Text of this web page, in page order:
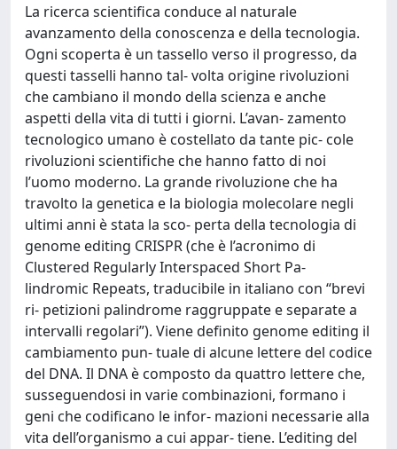
La ricerca scientifica conduce al naturale
avanzamento della conoscenza e della tecnologia.
Ogni scoperta è un tassello verso il progresso, da
questi tasselli hanno tal- volta origine rivoluzioni
che cambiano il mondo della scienza e anche
aspetti della vita di tutti i giorni. L’avan- zamento
tecnologico umano è costellato da tante pic- cole
rivoluzioni scientifiche che hanno fatto di noi
l’uomo moderno. La grande rivoluzione che ha
travolto la genetica e la biologia molecolare negli
ultimi anni è stata la sco- perta della tecnologia di
genome editing CRISPR (che è l’acronimo di
Clustered Regularly Interspaced Short Pa-
lindromic Repeats, traducibile in italiano con “brevi
ri- petizioni palindrome raggruppate e separate a
intervalli regolari”). Viene definito genome editing il
cambiamento pun- tuale di alcune lettere del codice
del DNA. Il DNA è composto da quattro lettere che,
susseguendosi in varie combinazioni, formano i
geni che codificano le infor- mazioni necessarie alla
vita dell’organismo a cui appar- tiene. L’editing del